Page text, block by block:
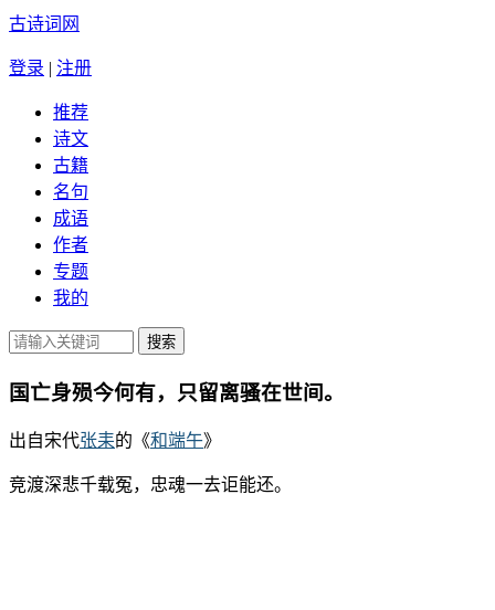
古诗词网
登录 | 注册
推荐
诗文
古籍
名句
成语
作者
专题
我的
国亡身殒今何有，只留离骚在世间。
出自宋代张耒的《和端午》
竞渡深悲千载冤，忠魂一去讵能还。